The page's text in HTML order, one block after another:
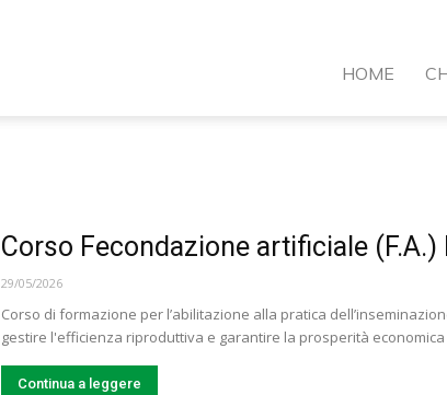
HOME
Corso Fecondazione artificiale (F.A.)
29/05/2026
Corso di formazione per l’abilitazione alla pratica
gestire l'efficienza riproduttiva e garantire la prosperità
Continua a leggere